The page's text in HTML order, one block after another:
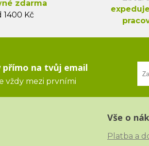
zdarma
1400 Kč
na tvůj email
vždy mezi prvními
Vše o
Platba a